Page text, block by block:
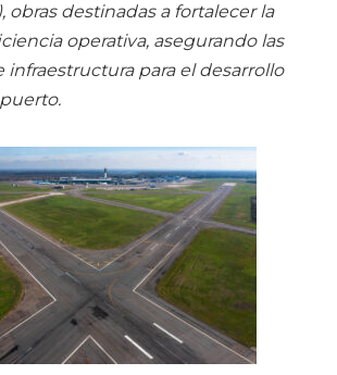
obras destinadas a fortalecer la
operativa, asegurando las
infraestructura para el desarrollo